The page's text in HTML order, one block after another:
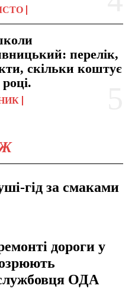
перелік,
скільки коштує
гід за смаками
дороги у
ОДА